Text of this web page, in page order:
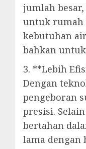
jumlah
untuk rumah
kebutuhan
bahkan
3. **Lebih
Dengan
pengeboran
presisi.
bertahan
lama dengan